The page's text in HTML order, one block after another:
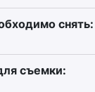
снять:
съемки: